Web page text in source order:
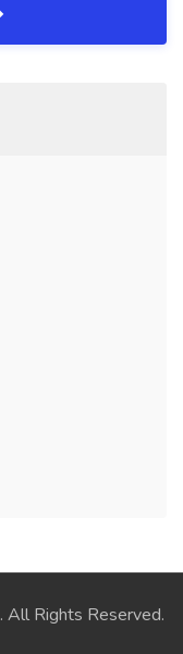
. All Rights Reserved.